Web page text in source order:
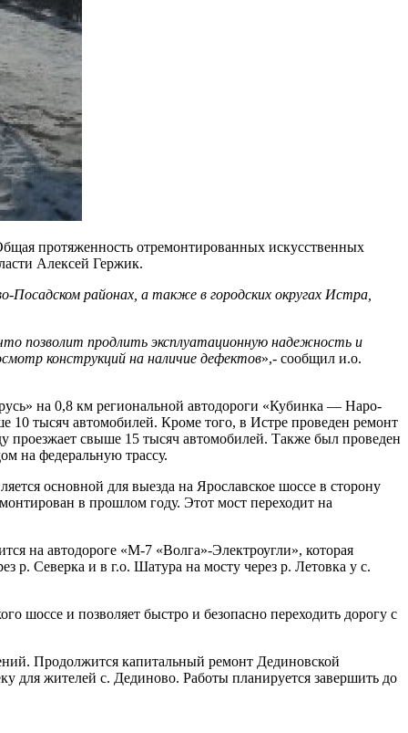
протяженность отремонтированных искусственных
Алексей Гержик.
районах, а также в городских округах Истра,
позволит продлить эксплуатационную надежность и
конструкций на наличие дефектов»,- сообщил и.о.
на 0,8 км региональной автодороги «Кубинка — Наро-
тысяч автомобилей. Кроме того, в Истре проведен ремонт
проезжает свыше 15 тысяч автомобилей. Также был проведен
на федеральную трассу.
основной для выезда на Ярославское шоссе в сторону
в прошлом году. Этот мост переходит на
на автодороге «М-7 «Волга»-Электроугли», которая
р. Северка и в г.о. Шатура на мосту через р. Летовка у с.
шоссе и позволяет быстро и безопасно переходить дорогу с
Продолжится капитальный ремонт Дединовской
для жителей с. Дединово. Работы планируется завершить до